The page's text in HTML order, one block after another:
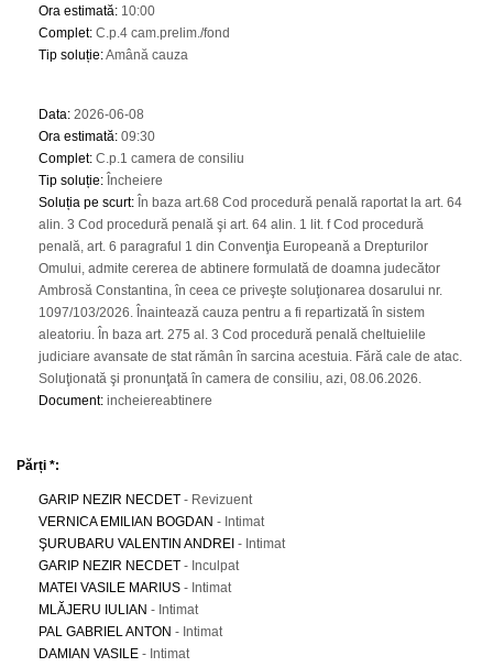
Ora estimată: 10:00
Complet: C.p.4 cam.prelim./fond
Tip soluție:Amână cauza
Data: 2026-06-08
Ora estimată: 09:30
Complet: C.p.1 camera de consiliu
Tip soluție: Încheiere
Soluția pe scurt: În baza art.68 Cod procedură penală raportat la art. 64
alin. 3 Cod procedură penală şi art. 64 alin. 1 lit. f Cod procedură
penală, art. 6 paragraful 1 din Convenţia Europeană a Drepturilor
Omului, admite cererea de abtinere formulată de doamna judecător
Ambrosă Constantina, în ceea ce priveşte soluţionarea dosarului nr.
1097/103/2026. Înaintează cauza pentru a fi repartizată în sistem
aleatoriu. În baza art. 275 al. 3 Cod procedură penală cheltuielile
judiciare avansate de stat rămân în sarcina acestuia. Fără cale de atac.
Soluţionată şi pronunţată în camera de consiliu, azi, 08.06.2026.
Document: incheiereabtinere
Părți *:
GARIP NEZIR NECDET - Revizuent
VERNICA EMILIAN BOGDAN - Intimat
ŞURUBARU VALENTIN ANDREI - Intimat
GARIP NEZIR NECDET - Inculpat
MATEI VASILE MARIUS - Intimat
MLĂJERU IULIAN - Intimat
PAL GABRIEL ANTON - Intimat
DAMIAN VASILE - Intimat